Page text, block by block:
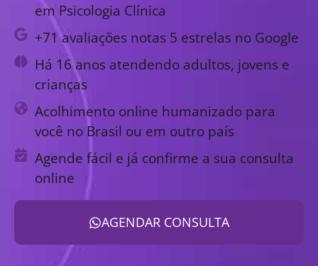
em Psicologia Clínica
+71 avaliações notas 5 estrelas no Google
Há 16 anos atendendo adultos, jovens e
crianças
Acolhimento online humanizado para
você no Brasil ou em outro país
Agende fácil e já confirme a sua consulta
online
AGENDAR CONSULTA